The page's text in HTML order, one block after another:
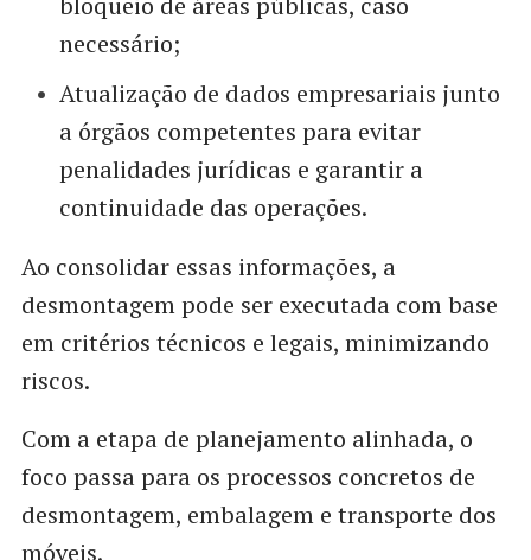
necessário;
Atualização de dados empresariais junto
a órgãos competentes para evitar
penalidades jurídicas e garantir a
continuidade das operações.
Ao consolidar essas informações, a
desmontagem pode ser executada com base
em critérios técnicos e legais, minimizando
riscos.
Com a etapa de planejamento alinhada, o
foco passa para os processos concretos de
desmontagem, embalagem e transporte dos
móveis.